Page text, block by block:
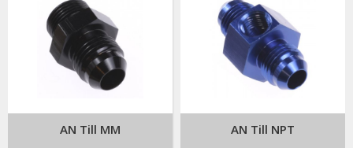
AN Till MM AN Till NPT